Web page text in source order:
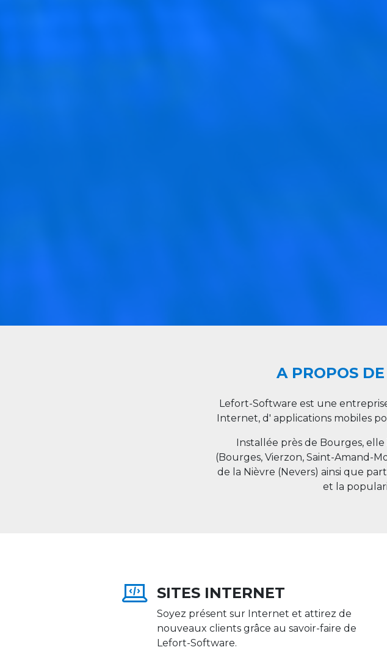
A PROPOS
Lefort-Software est une
Internet, d' applications mobiles
Installée près de Bourges,
(Bourges, Vierzon, Saint-Amand-
de la Nièvre (Nevers) ainsi que
et la
SITES INTERNET
Soyez présent sur Internet et attirez de
nouveaux clients grâce au savoir-faire de
Lefort-Software.